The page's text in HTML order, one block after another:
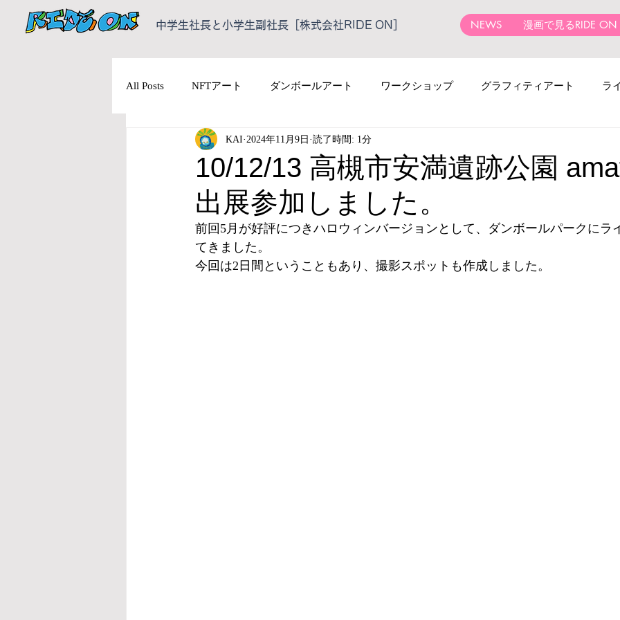
NEWS 漫画で見るRIDE ON
中学生社長と小学生副社長［株式会社RIDE ON］
All Posts NFTアート ダンボールアート ワークショップ グラフィティアート ラ
10/12/13 高槻市安満遺跡公園
出展参加しました。
KAI 2024年11月9日 読了時間: 1分
前回5月が好評につきハロウィンバージョンとして、ダンボールパークにラ
てきました。
今回は2日間ということもあり、撮影スポットも作成しました。